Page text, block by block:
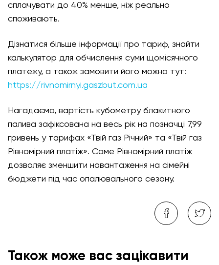
сплачувати до 40% менше, ніж реально
споживають.
Дізнатися більше інформації про тариф, знайти
калькулятор для обчислення суми щомісячного
платежу, а також замовити його можна тут:
https://rivnomirnyi.gaszbut.com.ua
Нагадаємо, вартість кубометру блакитного
палива зафіксована на весь рік на позначці 7,99
гривень у тарифах «Твій газ Річний» та «Твій газ
Рівномірний платіж». Саме Рівномірний платіж
дозволяє зменшити навантаження на сімейні
бюджети під час опалювального сезону.
Також може вас зацікавити